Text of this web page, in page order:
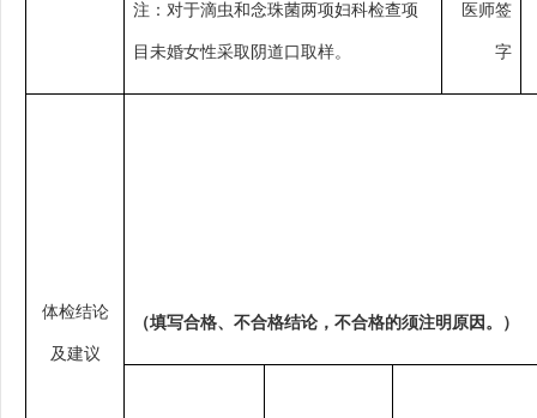
注：对于滴虫和念珠菌两项妇科检查项
目未婚女性采取阴道口取样。
医师签
字
体检结论
及建议
（填写合格、不合格结论，不合格的须注明原因。）